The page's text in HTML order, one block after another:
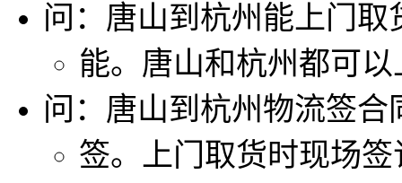
问：唐山到杭州能上门取
能。唐山和杭州都可
问：唐山到杭州物流签合
签。上门取货时现场